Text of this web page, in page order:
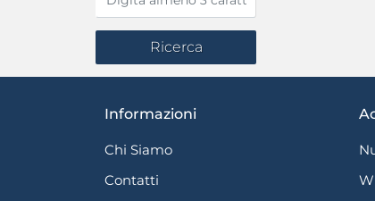
Informazioni
Chi Siamo
Contatti